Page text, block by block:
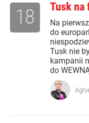
Tusk na
Na
do
Tusk nie
kampanii
do
18